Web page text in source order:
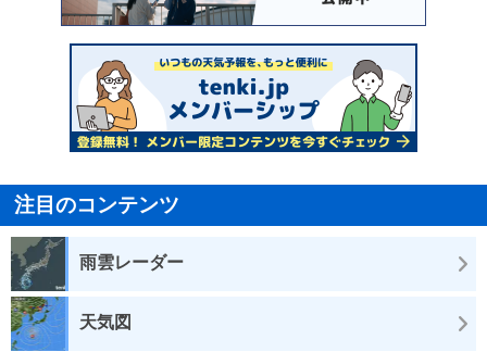
注目のコンテンツ
雨雲レーダー
天気図